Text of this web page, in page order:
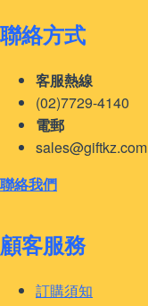
聯絡方式
客服熱線
(02)7729-4140
電郵
sales@giftkz.com
聯絡我們
顧客服務
訂購須知